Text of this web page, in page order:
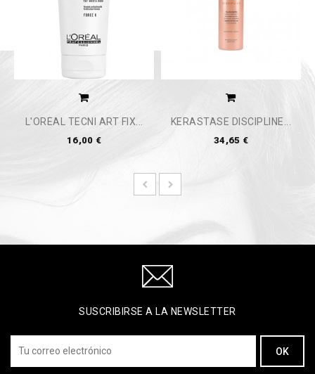
L'ORÉAL TECNI ART FIX...
16,00 €
KERASTASE DISCIPLINE...
34,65 €
SUSCRIBIRSE A LA NEWSLETTER